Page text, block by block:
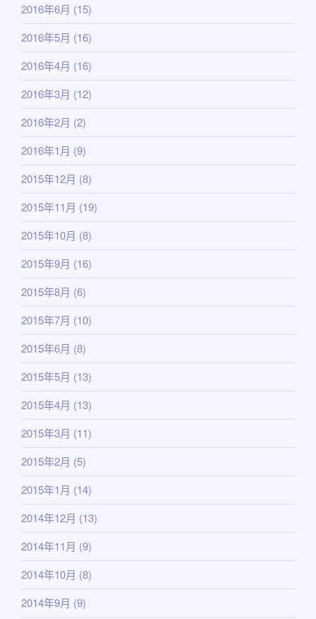
2016年6月 (15)
2016年5月 (16)
2016年4月 (16)
2016年3月 (12)
2016年2月 (2)
2016年1月 (9)
2015年12月 (8)
2015年11月 (19)
2015年10月 (8)
2015年9月 (16)
2015年8月 (6)
2015年7月 (10)
2015年6月 (8)
2015年5月 (13)
2015年4月 (13)
2015年3月 (11)
2015年2月 (5)
2015年1月 (14)
2014年12月 (13)
2014年11月 (9)
2014年10月 (8)
2014年9月 (9)